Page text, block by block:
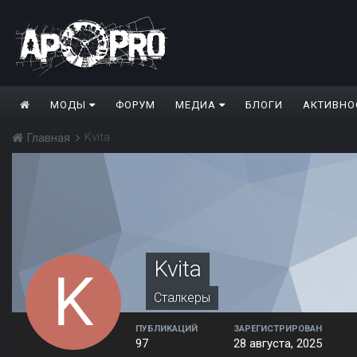
МОДЫ ФОРУМ МЕДИА БЛОГИ
Главная Kvita
Kvita
Сталкеры
ПУБЛИКАЦИЙ
97
ЗАРЕГИСТРИРОВАН
28 августа, 2025